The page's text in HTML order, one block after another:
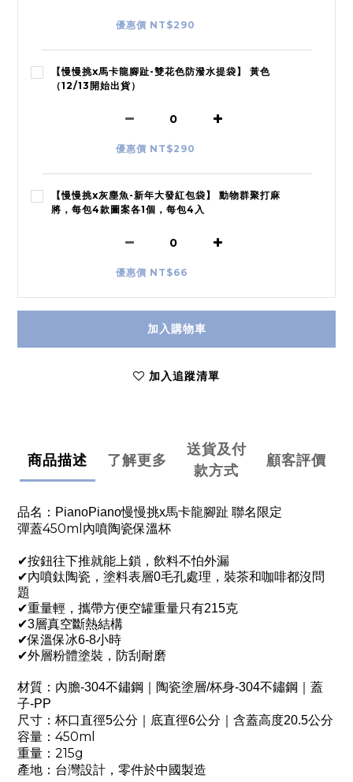
優惠價 NT$290
【慢慢挑x馬卡龍腳趾-雙花色防潑水提袋】 黃色
（12/13開始出貨）
優惠價 NT$290
【慢慢挑x灰塵魚-新年大發紅包袋】 動物群聚打麻
將，每包4款圖案各1個，每包4入
優惠價 NT$66
加入購物車
加入追蹤清單
商品描述 了解更多
送貨及付
款方式
顧客評價
品名： PianoPiano慢慢挑x馬卡龍腳趾 聯名限定
彈蓋450ml 內噴陶瓷保溫杯
✔按鈕往下推就能上鎖，飲料不怕外漏
✔內噴鈦陶瓷 ， 塗料表層0毛孔處理，裝茶和咖啡都沒問
題
✔重量輕，攜帶方便空罐重量只有215克
✔3層真空斷熱結構
✔保溫保冰6-8小時
✔外層粉體塗裝，防刮耐磨
材質： 內膽-304不鏽鋼 陶瓷塗層/杯身-304不鏽鋼
蓋
子-PP
尺寸： 杯口直徑5公分｜底直徑6公分 含蓋高度20.5公分
容量： 450ml
重量： 215g
產地：台灣設計，零件於中國製造